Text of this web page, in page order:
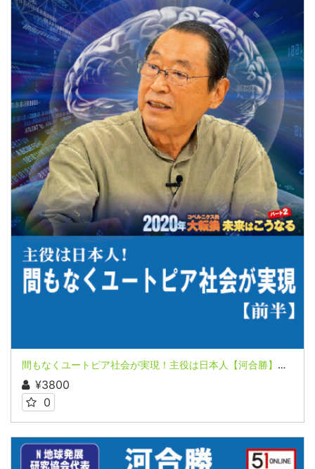
間もなくユートピア社会が実現！主役は日本人【河合勝】（前半） ２０２０年コペルニクス的大転換 未来はこうなる パート2 第５講座
¥3800
0